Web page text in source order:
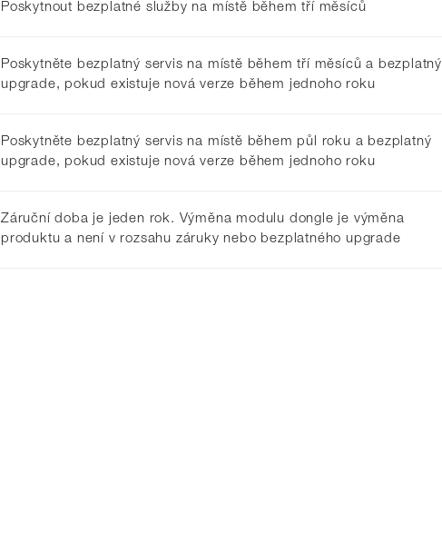
Poskytnout bezplatné služby na místě během tří měsíců
Poskytněte bezplatný servis na místě během tří měsíců a bezplatný
upgrade, pokud existuje nová verze během jednoho roku
Poskytněte bezplatný servis na místě během půl roku a bezplatný
upgrade, pokud existuje nová verze během jednoho roku
Záruční doba je jeden rok. Výměna modulu dongle je výměna
produktu a není v rozsahu záruky nebo bezplatného upgrade